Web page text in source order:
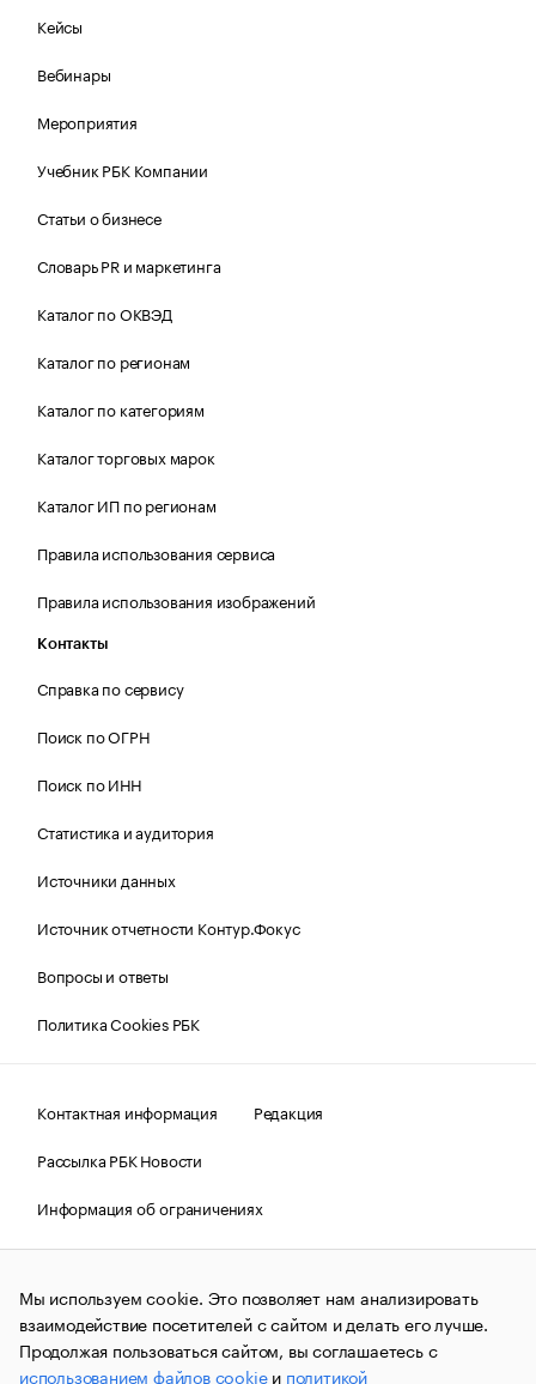
Кейсы
Вебинары
Мероприятия
Учебник РБК Компании
Статьи о бизнесе
Словарь PR и маркетинга
Каталог по ОКВЭД
Каталог по регионам
Каталог по категориям
Каталог торговых марок
Каталог ИП по регионам
Правила использования сервиса
Правила использования изображений
Контакты
Справка по сервису
Поиск по ОГРН
Поиск по ИНН
Статистика и аудитория
Источники данных
Источник отчетности Контур.Фокус
Вопросы и ответы
Политика Cookies РБК
Контактная информация
Редакция
Рассылка РБК Новости
Информация об ограничениях
Правовая информация
О соблюдении авторских прав
© АО «РОСБИЗНЕСКОНСАЛТИНГ»,1995–2026.Сообщения
и материалы информационного агентства «РБК»
(зарегистрировано Федеральной службой по надзору в сфере
связи, информационных технологий и массовых
коммуникаций (Роскомнадзор) 09.12.2015 за номером ИА
Мы используем cookie. Это позволяет нам анализировать
взаимодействие посетителей с сайтом и делать его лучше.
Продолжая пользоваться сайтом, вы соглашаетесь с
использованием файлов cookieи политикой